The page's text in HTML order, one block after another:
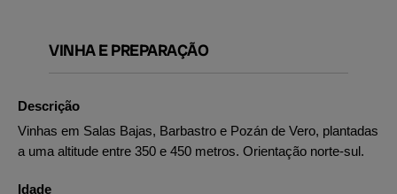
VINHA E PREPARAÇÃO
Descrição
Vinhas em Salas Bajas, Barbastro e Pozán de Vero, plantadas
a uma altitude entre 350 e 450 metros. Orientação norte-sul.
Idade